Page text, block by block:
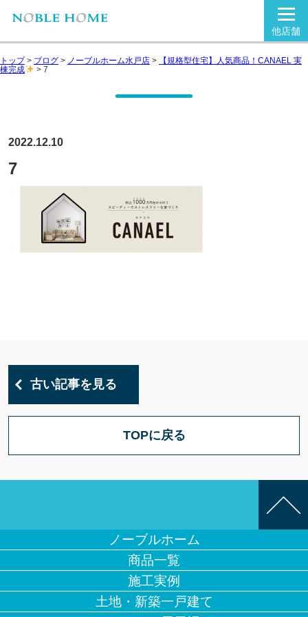
他店舗
トップ> ブログ > ノーブルホーム水戸店 >
【規格型住宅】人気商品！CANAEL 実
棟完成
> 7
2022.12.10
7
古い記事を見る
TOPに戻る
ノーブルホーム
商品一覧
施工実例
土地・新築一戸建て